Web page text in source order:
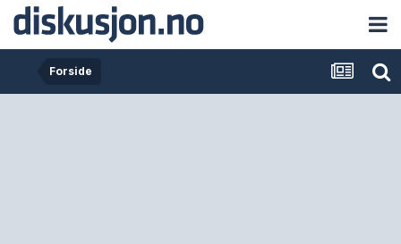
Forside